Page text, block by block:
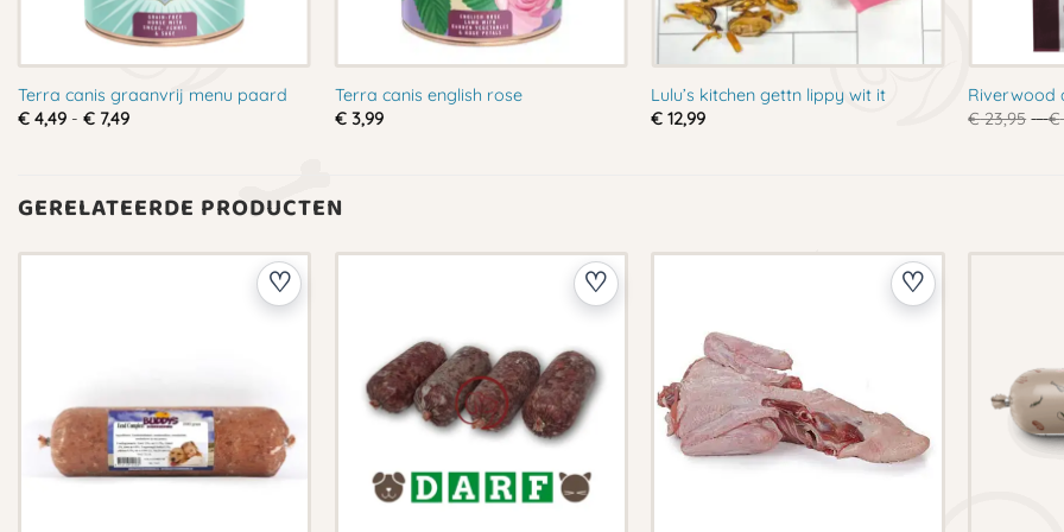
Terra canis graanvrij menu paard
€4,49 - €7,49Prijsklasse:
Terra canis english rose
€3,99
Lulu’s kitchen gettn lippy wit it
€ 12,99
Riverwood
€23,95 - €
GERELATEERDE PRODUCTEN